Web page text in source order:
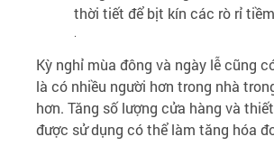
thời tiết để bịt kín các rò rỉ
.
Kỳ nghỉ mùa đông và ngày lễ cũng
là có nhiều người hơn trong nhà
hơn. Tăng số lượng cửa hàng và
được sử dụng có thể làm tăng hóa